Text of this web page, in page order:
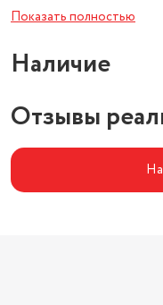
Цвет товара
Показать полностью
Наличие
Отзывы